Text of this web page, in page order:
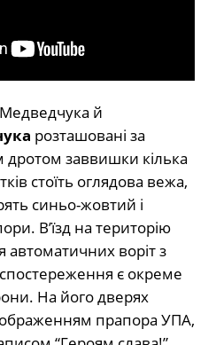
Медведчука й
розташовані за
заввишки кілька
стоїть оглядова вежа,
синьо-жовтий і
В’їзд на територію
автоматичних воріт з
є окреме
На його дверях
прапора УПА,